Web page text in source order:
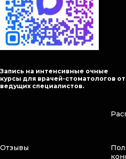
Запись на интенсивные очные
курсы для врачей-стоматологов от
ведущих специалистов.
Отзывы